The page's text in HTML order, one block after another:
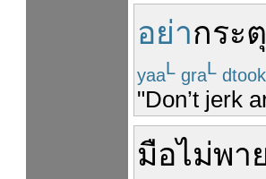
อย่ากระ
yaaL graL dtook
"Don’t jerk
มือไม่พา